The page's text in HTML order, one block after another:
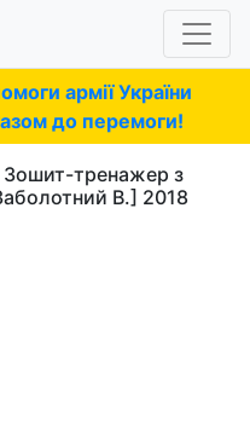
армії України
до перемоги!
Зошит-тренажер з
В.] 2018